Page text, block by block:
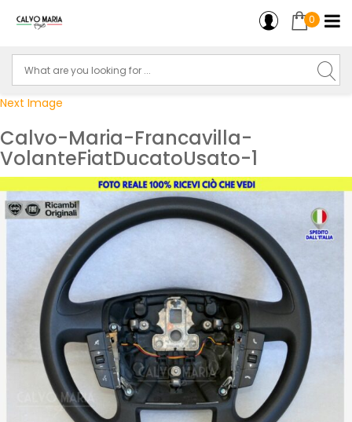
0
Next Image
Calvo-Maria-Francavilla-
VolanteFiatDucatoUsato-1